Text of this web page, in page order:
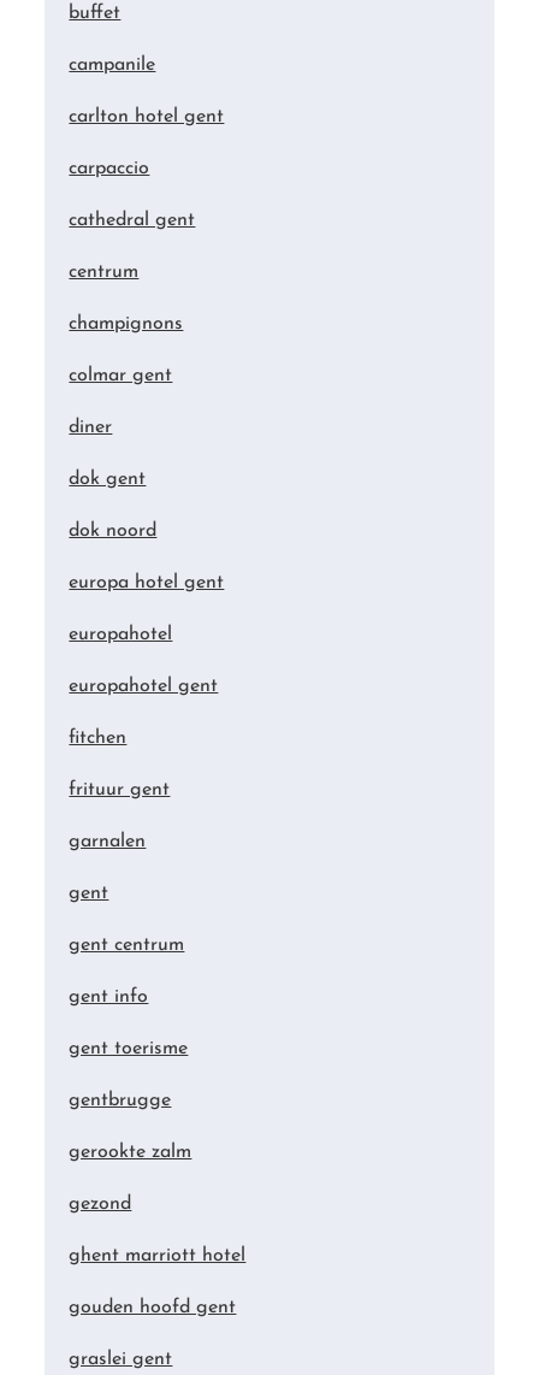
buffet
campanile
carlton hotel gent
carpaccio
cathedral gent
centrum
champignons
colmar gent
diner
dok gent
dok noord
europa hotel gent
europahotel
europahotel gent
fitchen
frituur gent
garnalen
gent
gent centrum
gent info
gent toerisme
gentbrugge
gerookte zalm
gezond
ghent marriott hotel
gouden hoofd gent
graslei gent